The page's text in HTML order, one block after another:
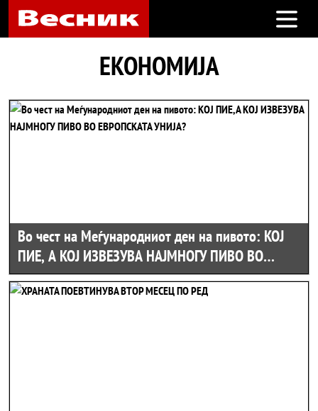
Open
ЕКОНОМИЈА
Во чест на Меѓународниот ден на пивото: КОЈ
ПИЕ, А КОЈ ИЗВЕЗУВА НАЈМНОГУ ПИВО ВО
ЕВРОПСКАТА УНИЈА?